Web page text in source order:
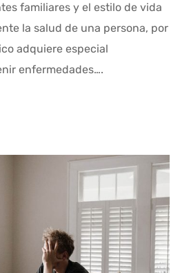
familiares y el estilo de vida
la salud de una persona, por
adquiere especial
enfermedades….